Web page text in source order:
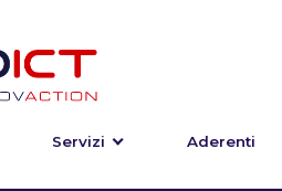
Servizi Aderenti